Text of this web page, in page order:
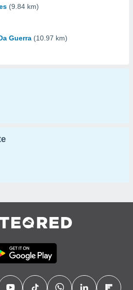
(9.84 km)
Guerra (10.97 km)